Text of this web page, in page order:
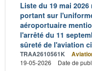
Liste du 19 mai
portant sur
aéroportuaire
l'arrêté du 11
sûreté de l'aviation
TRAA2610561K
19-05-2026
Date de